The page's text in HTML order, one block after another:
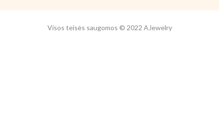
Visos teisės saugomos © 2022 AJewelry